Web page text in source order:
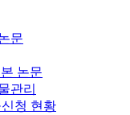
문
논문
관리
신청 현황